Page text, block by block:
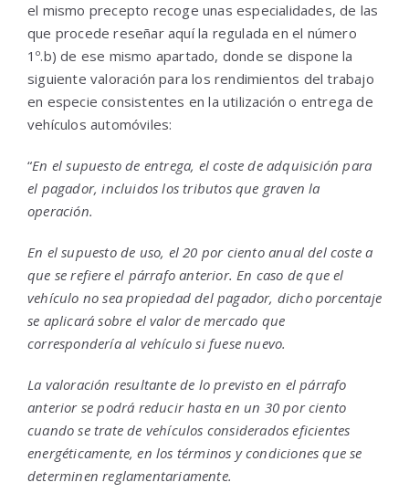
el mismo precepto recoge unas especialidades, de las
que procede reseñar aquí la regulada en el número
1º.b) de ese mismo apartado, donde se dispone la
siguiente valoración para los rendimientos del trabajo
en especie consistentes en la utilización o entrega de
vehículos automóviles:
“En el supuesto de entrega, el coste de adquisición para
el pagador, incluidos los tributos que graven la
operación.
En el supuesto de uso, el 20 por ciento anual del coste a
que se refiere el párrafo anterior. En caso de que el
vehículo no sea propiedad del pagador, dicho porcentaje
se aplicará sobre el valor de mercado que
correspondería al vehículo si fuese nuevo.
La valoración resultante de lo previsto en el párrafo
anterior se podrá reducir hasta en un 30 por ciento
cuando se trate de vehículos considerados eficientes
energéticamente, en los términos y condiciones que se
determinen reglamentariamente.